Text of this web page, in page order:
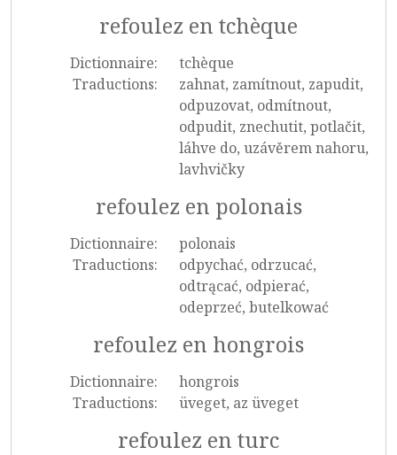
refoulez en tchèque
Dictionnaire:
tchèque
Traductions:
zahnat, zamítnout, zapudit,
odpuzovat, odmítnout,
odpudit, znechutit, potlačit,
láhve do, uzávěrem nahoru,
lavhvičky
refoulez en polonais
Dictionnaire:
polonais
Traductions:
odpychać, odrzucać,
odtrącać, odpierać,
odeprzeć, butelkować
refoulez en hongrois
Dictionnaire:
hongrois
Traductions:
üveget, az üveget
refoulez en turc